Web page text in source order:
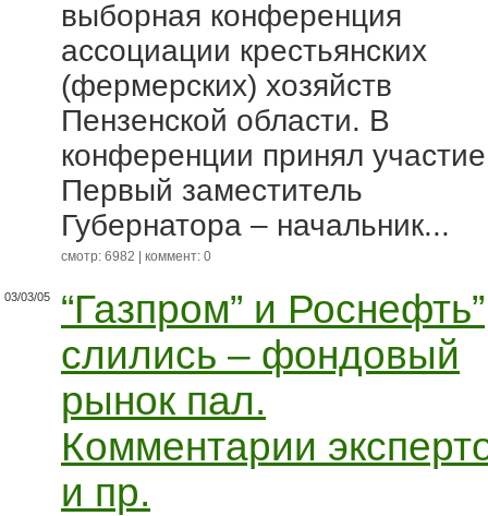
выборная конференция
ассоциации крестьянских
(фермерских) хозяйств
Пензенской области. В
конференции принял участие
Первый заместитель
Губернатора – начальник...
смотр: 6982 | коммент: 0
03/03/05
“Газпром” и Роснефть”
слились – фондовый
рынок пал.
Комментарии
и пр.